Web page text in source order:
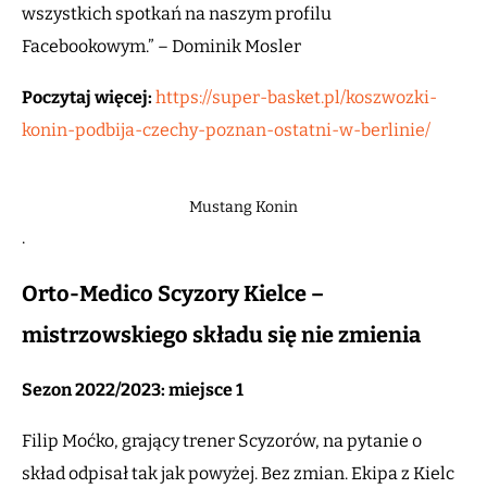
wszystkich spotkań na naszym profilu
Facebookowym.” – Dominik Mosler
Poczytaj więcej: https://super-basket.pl/koszwozki-
konin-podbija-czechy-poznan-ostatni-w-berlinie/
Mustang Konin
.
Orto-Medico Scyzory Kielce –
mistrzowskiego składu się nie zmienia
Sezon 2022/2023: miejsce 1
Filip Moćko, grający trener Scyzorów, na pytanie o
skład odpisał tak jak powyżej. Bez zmian. Ekipa z Kielc